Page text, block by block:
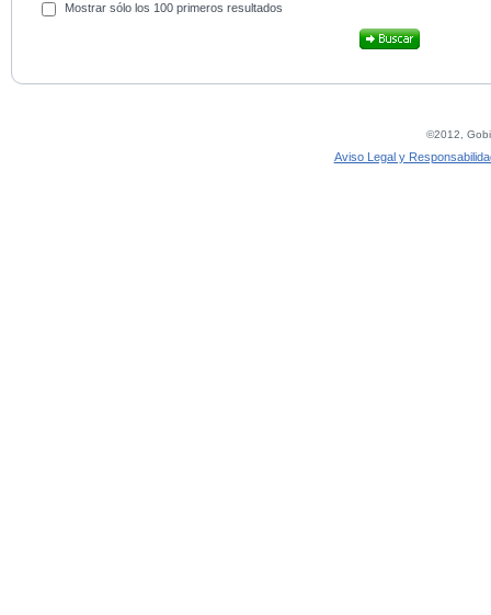
Mostrar sólo los 100 primeros resultados
©2012,
Aviso Legal y